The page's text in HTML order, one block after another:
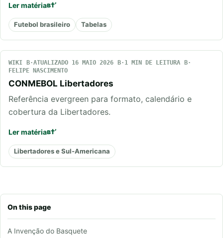
On this page
A Invenção do Basquete
Ler matéria
Futebol brasileiro Tabelas
WIKI ATUALIZADO 16 MAIO 2026
1 MIN DE LEITURA
FELIPE NASCIMENTO
CONMEBOL Libertadores
Referência evergreen para formato, calendário e
cobertura da Libertadores.
Ler matéria
Libertadores e Sul-Americana